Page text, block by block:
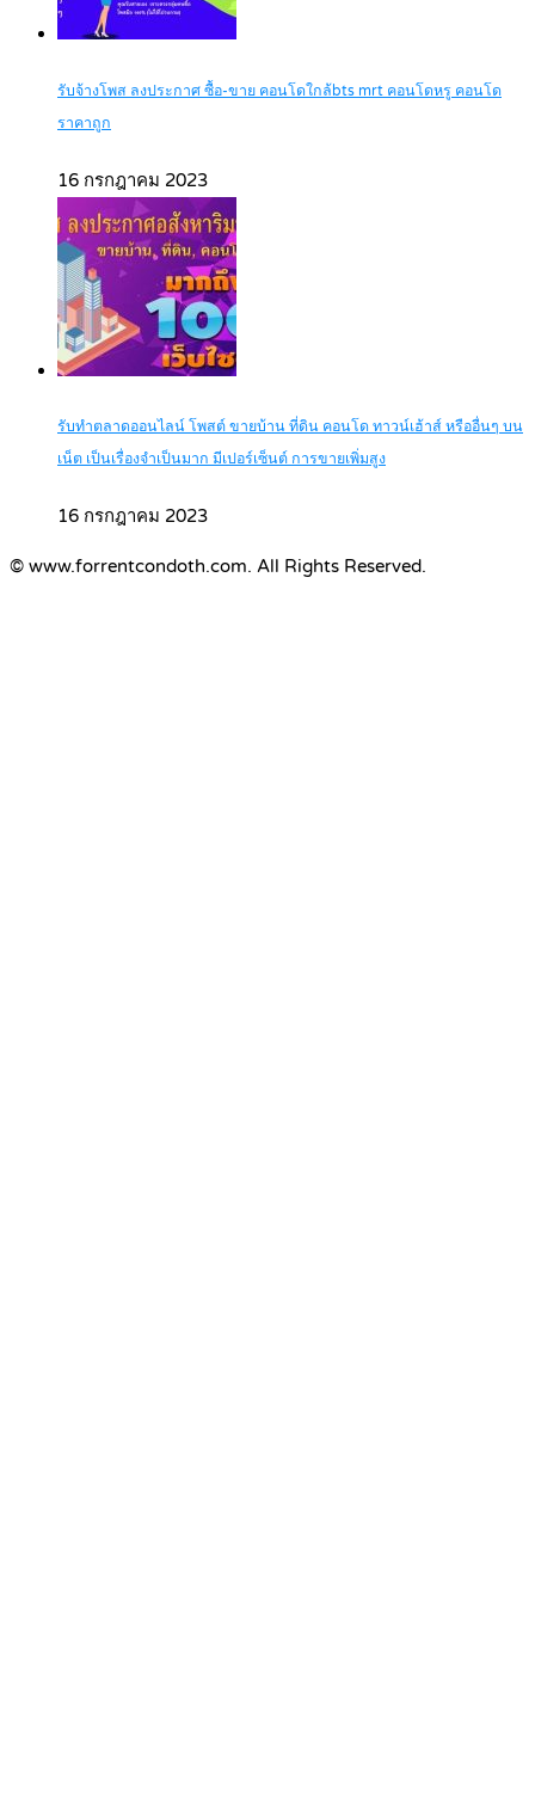
รับจ้างโพส ลงประกาศ ซื้อ-ขาย คอนโดใกล้bts mrt คอนโดหรู คอนโด
ราคาถูก
16 กรกฎาคม 2023
รับทำตลาดออนไลน์ โพสต์ ขายบ้าน ที่ดิน คอนโด ทาวน์เฮ้าส์ หรืออื่นๆ บน
เน็ต เป็นเรื่องจำเป็นมาก มีเปอร์เซ็นต์ การขายเพิ่มสูง
16 กรกฎาคม 2023
© www.forrentcondoth.com. All Rights Reserved.